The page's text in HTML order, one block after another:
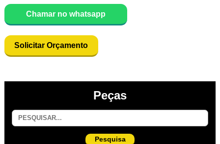
Chamar no whatsapp
Solicitar Orçamento
Peças
Pesquisa